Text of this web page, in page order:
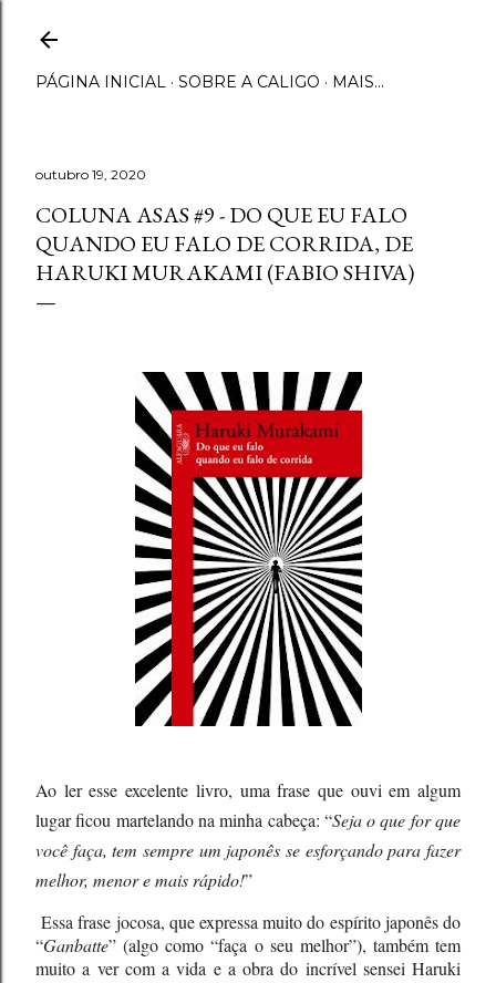
PÁGINA INICIAL SOBRE A CALIGO MAIS…
outubro 19, 2020
COLUNA ASAS #9 - DO QUE EU FALO
QUANDO EU FALO DE CORRIDA, DE
HARUKI MURAKAMI (FABIO SHIVA)
Ao ler esse excelente livro, uma frase que ouvi em algum
lugar ficou martelando na minha cabeça: “Seja o que for que
você faça, tem sempre um japonês se esforçando para fazer
melhor, menor e mais rápido!”
Essa frase jocosa, que expressa muito do espírito japonês do
“Ganbatte” (algo como “faça o seu melhor”), também tem
muito a ver com a vida e a obra do incrível sensei Haruki